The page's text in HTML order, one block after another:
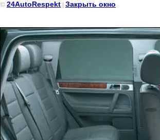
© 24AutoRespekt | Закрыть окно